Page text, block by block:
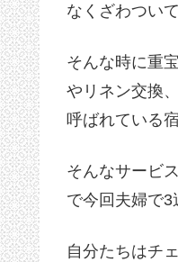
なくざわつい
そんな時に重
やリネン交換
呼ばれている
そんなサービ
で今回夫婦で
自分たちはチ